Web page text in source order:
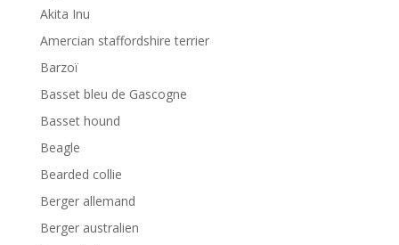
Akita Inu
Amercian staffordshire terrier
Barzoï
Basset bleu de Gascogne
Basset hound
Beagle
Bearded collie
Berger allemand
Berger australien